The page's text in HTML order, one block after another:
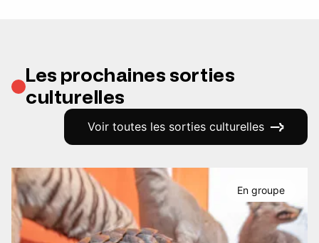
Les prochaines sorties
culturelles
Voir toutes les sorties culturelles
En groupe